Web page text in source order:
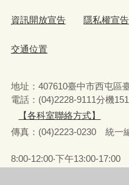
資訊開放宣告 隱私權宣
交通位置
地址：407610臺中市西屯區
電話：(04)2228-9111分機
【各科室聯絡方式】
傳真：(04)2223-0230 統一
服務時
8:00-12:00‧下午13:00-17:00